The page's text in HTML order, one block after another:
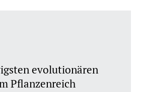
evolutionären
Pflanzenreich